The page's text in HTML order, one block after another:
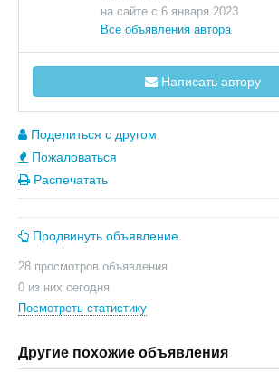
на сайте с 6 января 2023
Все объявления автора
Написать автору
Поделиться с другом
Пожаловаться
Распечатать
Продвинуть объявление
28 просмотров объявления
0 из них сегодня
Посмотреть статистику
Другие похожие объявления